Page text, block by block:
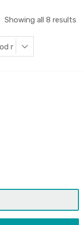
Showing all 8 results